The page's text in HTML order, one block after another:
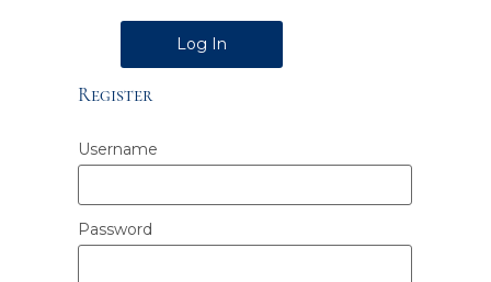
Alternative:
Register
Username
Password